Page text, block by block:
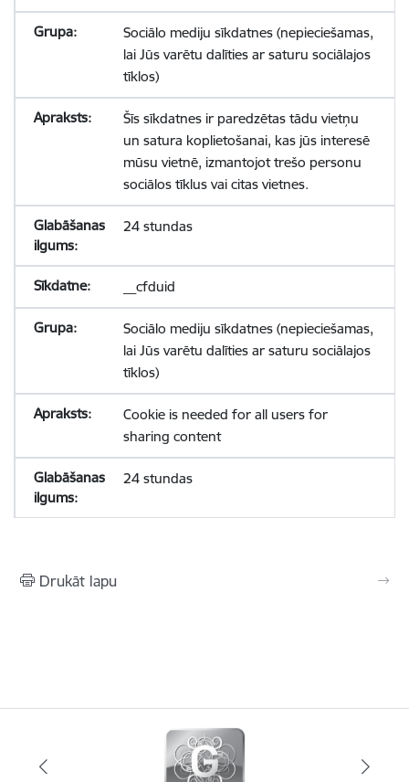
Sociālo mediju sīkdatnes (nepieciešamas,
lai Jūs varētu dalīties ar saturu sociālajos
tīklos)
Šīs sīkdatnes ir paredzētas tādu vietņu
un satura koplietošanai, kas jūs interesē
mūsu vietnē, izmantojot trešo personu
sociālos tīklus vai citas vietnes.
24 stundas
__cfduid
Sociālo mediju sīkdatnes (nepieciešamas,
lai Jūs varētu dalīties ar saturu sociālajos
tīklos)
Cookie is needed for all users for
sharing content
24 stundas
Drukāt lapu